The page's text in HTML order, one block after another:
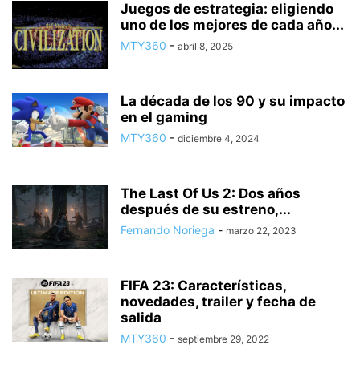
Juegos de estrategia: eligiendo
uno de los mejores de cada año...
MTY360 - abril 8, 2025
La década de los 90 y su impacto
en el gaming
MTY360 - diciembre 4, 2024
The Last Of Us 2: Dos años
después de su estreno,...
Fernando Noriega - marzo 22, 2023
FIFA 23: Características,
novedades, trailer y fecha de
salida
MTY360 - septiembre 29, 2022